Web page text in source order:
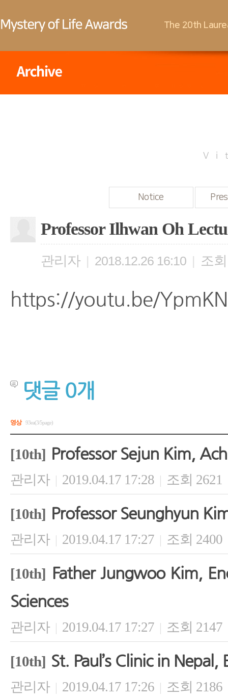
The 20th
Notice
Professor Ilhwan Oh
관리자 2018.12.26 16:10 조회
https://youtu.be/
댓글 0개
영상 93ea(3/5page)
[10th] Professor Sejun Kim,
관리자 | 2019.04.17 17:28 | 조회 2621
[10th] Professor Seunghyun
관리자 | 2019.04.17 17:27 | 조회 2400
[10th] Father Jungwoo Kim,
Sciences
관리자 | 2019.04.17 17:27 | 조회 2147
[10th] St. Paul’s Clinic in
관리자 | 2019.04.17 17:26 | 조회 2186